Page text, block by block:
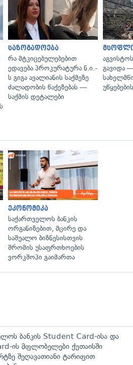
საზოგადოება
რა მტკიცებულებებით
ედავება პროკურატურა ნ.ი.-
ს გიგა ავალიანის საქმეზე
ძალადობის წაქეზებას —
საქმის დეტალები
გავიდა
ეკონომიკა
საქართველოს ბანკის
ორგანიზებით, მცირე და
საშუალო ბიზნესისთვის
შრომის უსაფრთხოების
ვორკშოპი გაიმართა
ბანკის Student Card-ისა და
ის მფლობელები ქუთაისში
შეღავათიანი ტარიფით